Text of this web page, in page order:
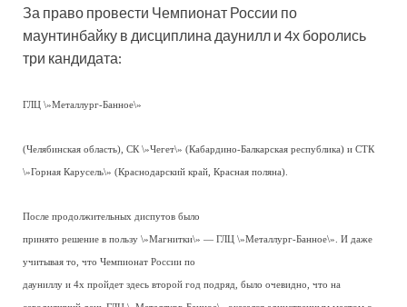
За право провести Чемпионат России по
маунтинбайку в дисциплина даунилл и 4х боролись
три кандидата:
ГЛЦ \»Металлург-Банное\»
(Челябинская область), СК \»Чегет\» (Кабардино-Балкарская республика) и СТК
\»Горная Карусель\» (Краснодарский край, Красная поляна).
После продолжительных диспутов было
принято решение в пользу \»Магнитки\» — ГЛЦ \»Металлург-Банное\». И даже
учитывая то, что Чемпионат России по
дауниллу и 4х пройдет здесь второй год подряд, было очевидно, что на